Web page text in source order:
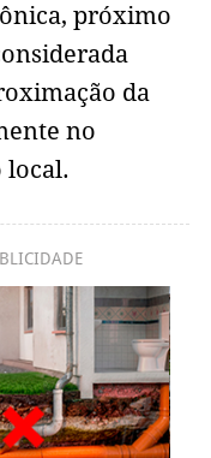
próximo
da
no
local.